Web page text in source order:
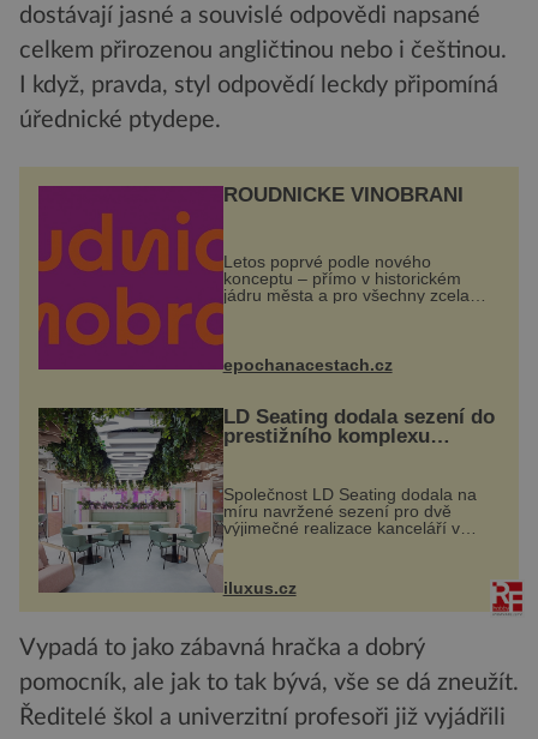
dostávají jasné a souvislé odpovědi napsané
celkem přirozenou angličtinou nebo i češtinou.
I když, pravda, styl odpovědí leckdy připomíná
úřednické ptydepe.
ROUDNICKÉ VINOBRANÍ
Letos poprvé podle nového
konceptu – přímo v historickém
jádru města a pro všechny zcela
zdarma. Hlavní program se
náměstí. Návštěvníci se mohou těšit
na víno, burčák, pes...
epochanacestach.cz
LD Seating dodala sezení do
prestižního komplexu
MediaCityUK v Salfordu
Společnost LD Seating dodala na
míru navržené sezení pro dvě
výjimečné realizace kanceláří v
areálu MediaCityUK v anglickém
Tower a Orange Tower. Komplex
budov Media...
iluxus.cz
Vypadá to jako zábavná hračka a dobrý
pomocník, ale jak to tak bývá, vše se dá zneužít.
Ředitelé škol a univerzitní profesoři již vyjádřili